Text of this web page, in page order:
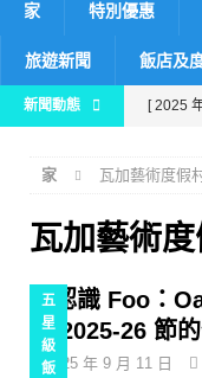
家 特別優惠
旅遊新聞 飯店及
新聞動態 [ 2025
遊指南
星評級
[ 2025
家 瓦加藝術度假
瓦加藝術
五
星
級
飯
認識 Foo：
村 2025-26 節
2025 年 9 月 11 日